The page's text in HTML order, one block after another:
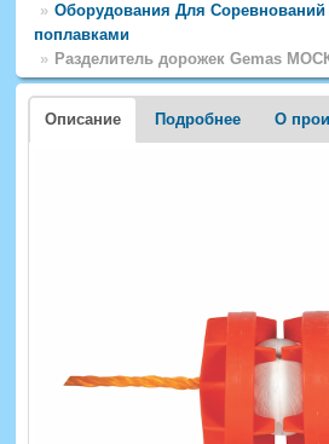
» Оборудования Для
поплавками
» Разделитель дорожек Gemas
Описание Подробнее О